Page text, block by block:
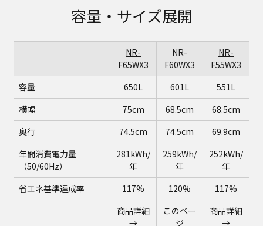
容量・サイズ展開
NR-
F65WX3
NR-
F60WX3
NR-
F55WX3
容量
650L 601L
551L
横幅
75cm 68.5cm
68.5cm
奥行
74.5cm 74.5cm
69.9cm
年間消費電力量
（50/60Hz）
281kWh/
年
259kWh/
年
252kWh/
年
省エネ基準達成率
117% 120%
117%
商品詳細
→
このペー
ジ
商品詳細
→